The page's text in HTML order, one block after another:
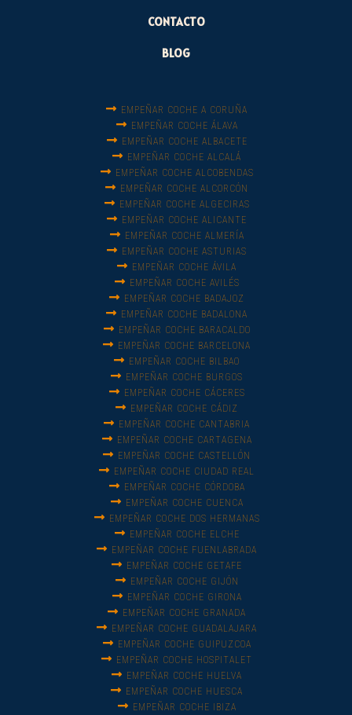
CONTACTO
BLOG
EMPEÑAR COCHE A CORUÑA
EMPEÑAR COCHE ÁLAVA
EMPEÑAR COCHE ALBACETE
EMPEÑAR COCHE ALCALÁ
EMPEÑAR COCHE ALCOBENDAS
EMPEÑAR COCHE ALCORCÓN
EMPEÑAR COCHE ALGECIRAS
EMPEÑAR COCHE ALICANTE
EMPEÑAR COCHE ALMERÍA
EMPEÑAR COCHE ASTURIAS
EMPEÑAR COCHE ÁVILA
EMPEÑAR COCHE AVILÉS
EMPEÑAR COCHE BADAJOZ
EMPEÑAR COCHE BADALONA
EMPEÑAR COCHE BARACALDO
EMPEÑAR COCHE BARCELONA
EMPEÑAR COCHE BILBAO
EMPEÑAR COCHE BURGOS
EMPEÑAR COCHE CÁCERES
EMPEÑAR COCHE CÁDIZ
EMPEÑAR COCHE CANTABRIA
EMPEÑAR COCHE CARTAGENA
EMPEÑAR COCHE CASTELLÓN
EMPEÑAR COCHE CIUDAD REAL
EMPEÑAR COCHE CÓRDOBA
EMPEÑAR COCHE CUENCA
EMPEÑAR COCHE DOS HERMANAS
EMPEÑAR COCHE ELCHE
EMPEÑAR COCHE FUENLABRADA
EMPEÑAR COCHE GETAFE
EMPEÑAR COCHE GIJÓN
EMPEÑAR COCHE GIRONA
EMPEÑAR COCHE GRANADA
EMPEÑAR COCHE GUADALAJARA
EMPEÑAR COCHE GUIPUZCOA
EMPEÑAR COCHE HOSPITALET
EMPEÑAR COCHE HUELVA
EMPEÑAR COCHE HUESCA
EMPEÑAR COCHE IBIZA